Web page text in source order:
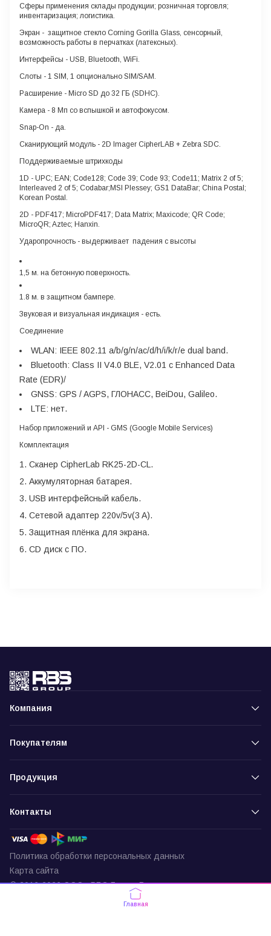
Сферы применения склады продукции; розничная торговля;
инвентаризация; логистика.
Экран - защитное стекло Corning Gorilla Glass, сенсорный,
возможность работы в перчатках (латексных).
Интерфейсы - USB, Bluetooth, WiFi.
Слоты - 1 SIM, 1 опционально SIM/SAM.
Расширение - Micro SD до 32 ГБ (SDHC).
Камера - 8 Мп со вспышкой и автофокусом.
Snap-On - да.
Сканирующий модуль - 2D Imager CipherLAB + Zebra SDC.
Поддерживаемые штрихкоды
1D - UPC; EAN; Code128; Code 39; Code 93; Code11; Matrix 2 of 5;
Interleaved 2 of 5; Codabar;MSI Plessey; GS1 DataBar; China Postal;
Korean Postal.
2D - PDF417; MicroPDF417; Data Matrix; Maxicode; QR Code;
MicroQR; Aztec; Hanxin.
Ударопрочность - выдерживает падения с высоты
1,5 м. на бетонную поверхность.
1.8 м. в защитном бампере.
Звуковая и визуальная индикация - есть.
Соединение
WLAN: IEEE 802.11 a/b/g/n/ac/d/h/i/k/r/e dual band.
Bluetooth: Class II V4.0 BLE, V2.01 с Enhanced Data
Rate (EDR)/
GNSS: GPS / AGPS, ГЛОНАСС, BeiDou, Galileo.
LTE: нет.
Набор приложений и API - GMS (Google Mobile Services)
Комплектация
Сканер CipherLab RK25-2D-CL.
Аккумуляторная батарея.
USB интерфейсный кабель.
Сетевой адаптер 220v/5v(3 A).
Защитная плёнка для экрана.
CD диск с ПО.
Компания
Покупателям
Продукция
Контакты
Политика обработки персональных данных
Карта сайта
© 2016-2026 ООО «РБС-Групп» Все права защищены
Главная